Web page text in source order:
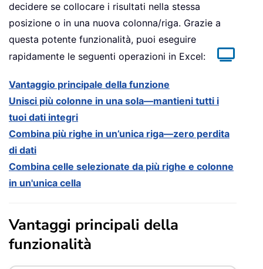
decidere se collocare i risultati nella stessa
posizione o in una nuova colonna/riga. Grazie a
questa potente funzionalità, puoi eseguire
rapidamente le seguenti operazioni in Excel:
Vantaggio principale della funzione
Unisci più colonne in una sola—mantieni tutti i
tuoi dati integri
Combina più righe in un’unica riga—zero perdita
di dati
Combina celle selezionate da più righe e colonne
in un'unica cella
Vantaggi principali della
funzionalità